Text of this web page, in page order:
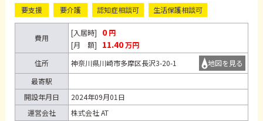
要支援
要介護 認知症相談可 生活保護相談可
費用
[入居時] 0 円
[月 額]
11.40万円
住所
神奈川県川崎市多摩区長沢3-20-1
地図を見る
最寄駅
開設年月日
2024年09月01日
運営会社
株式会社 AT